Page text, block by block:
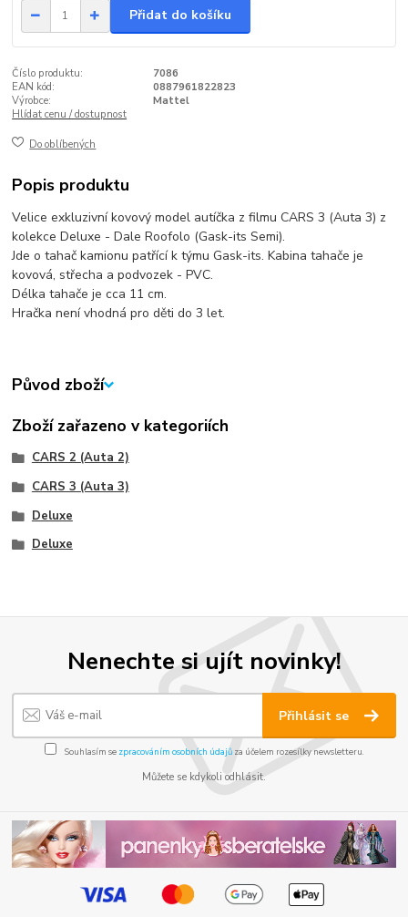
Přidat do košíku
Číslo produktu:
7086
EAN kód:
0887961822823
Výrobce:
Mattel
Hlídat cenu / dostupnost
Do oblíbených
Popis produktu
Velice exkluzivní kovový model autíčka z filmu CARS 3 (Auta 3) z
kolekce Deluxe - Dale Roofolo (Gask-its Semi).
Jde o tahač kamionu patřící k týmu Gask-its. Kabina tahače je
kovová, střecha a podvozek - PVC.
Délka tahače je cca 11 cm.
Hračka není vhodná pro děti do 3 let.
Původ zboží
Zboží zařazeno v kategoriích
CARS 2 (Auta 2)
CARS 3 (Auta 3)
Deluxe
Deluxe
Nenechte si ujít novinky!
Přihlásit se
Souhlasím se zpracováním osobních údajůza účelem rozesílky newsletteru.
Můžete se kdykoli odhlásit.